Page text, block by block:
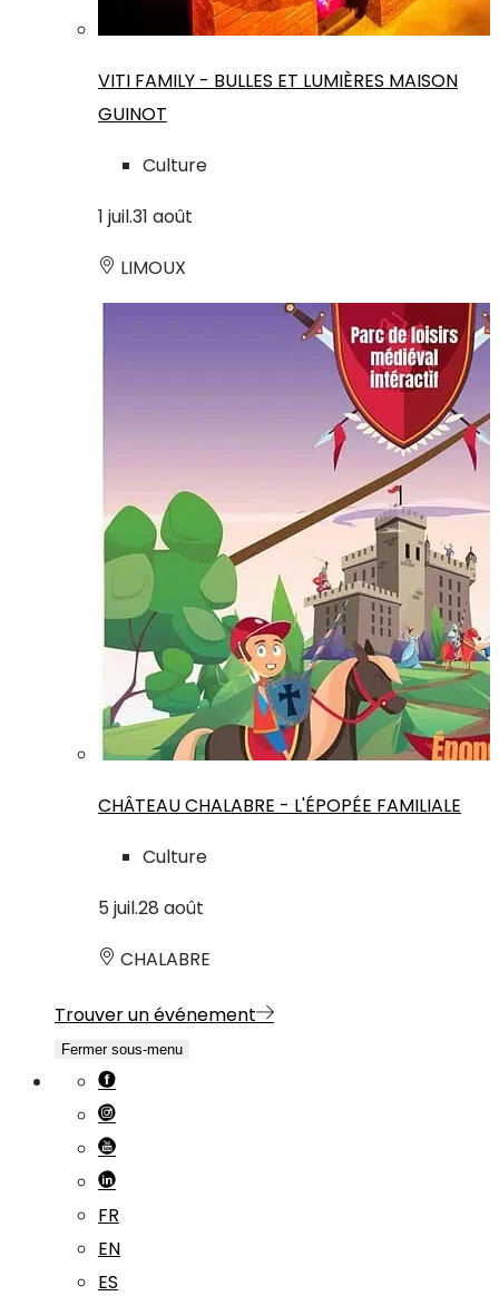
VITI FAMILY - BULLES ET LUMIÈRES MAISON
GUINOT
Culture
1 juil.31 août
LIMOUX
CHÂTEAU CHALABRE - L'ÉPOPÉE FAMILIALE
Culture
5 juil.28 août
CHALABRE
Trouver un événement
Fermer sous-menu
FR
EN
ES